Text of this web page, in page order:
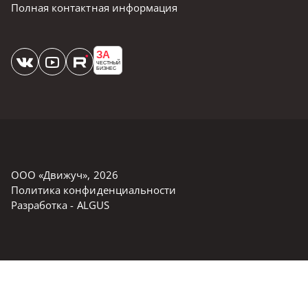
Полная контактная информация
ЗА
ЧЕСТНЫЙ
БИЗНЕС
ООО «Движуч», 2026
Политика конфиденциальности
Разработка - ALGUS